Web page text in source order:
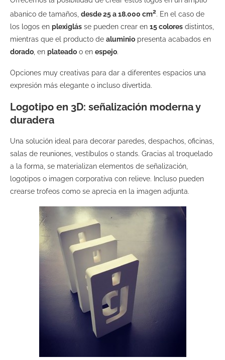
abanico de tamaños, desde 25 a 18.000 cm2. En el caso de
los logos en plexiglás se pueden crear en 15 colores distintos,
mientras que el producto de aluminio presenta acabados en
dorado , en plateado o en espejo.
Opciones muy creativas para dar a diferentes espacios una
expresión más elegante o incluso divertida.
Logotipo en 3D: señalización moderna y
duradera
Una solución ideal para decorar paredes, despachos, oficinas,
salas de reuniones, vestíbulos o stands. Gracias al troquelado
a la forma, se materializan elementos de señalización,
logotipos o imagen corporativa con relieve. Incluso pueden
crearse trofeos como se aprecia en la imagen adjunta.